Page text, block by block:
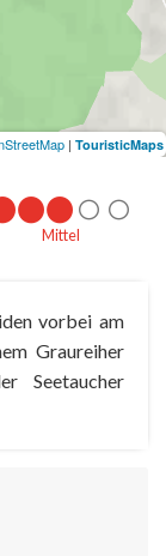
Mittel
vorbei am
Graureiher
Seetaucher
| TouristicMaps